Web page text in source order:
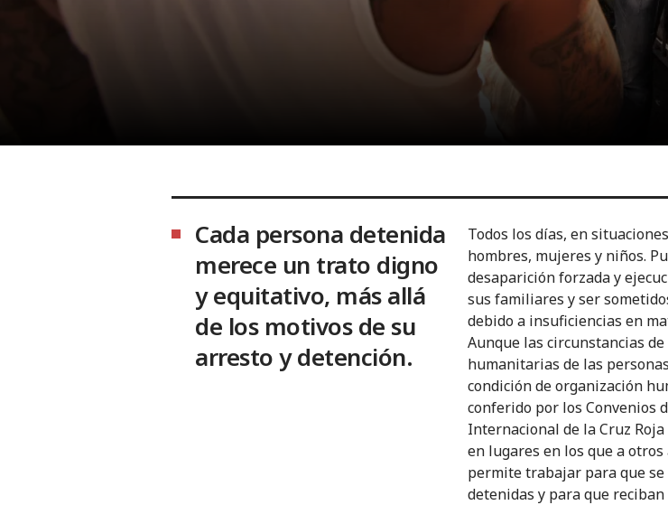
Cada persona detenida
merece un trato digno
y equitativo, más allá
de los motivos de su
arresto y detención.
Todos los días, en
hombres, mujeres y niños.
desaparición forzada y
sus familiares y ser
debido a insuficiencias en
Aunque las circunstancias
humanitarias de las
condición de organización
conferido por los Convenios
Internacional de la Cruz
en lugares en los que a
permite trabajar para que se
detenidas y para que